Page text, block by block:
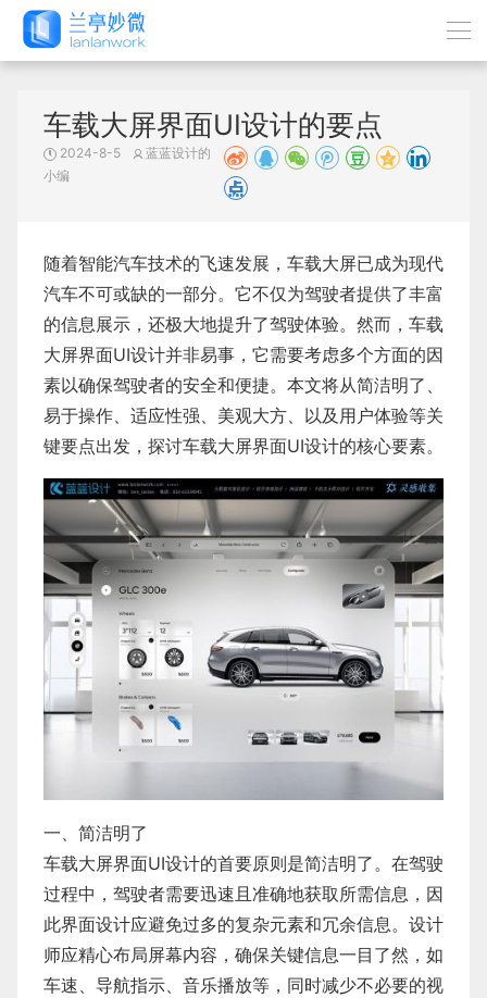
车载大屏界面UI设计的要点
2024-8-5
蓝蓝设计的
小编
随着智能汽车技术的飞速发展，车载大屏已成为现代
汽车不可或缺的一部分。它不仅为驾驶者提供了丰富
的信息展示，还极大地提升了驾驶体验。然而，车载
大屏界面UI设计并非易事，它需要考虑多个方面的因
素以确保驾驶者的安全和便捷。本文将从简洁明了、
易于操作、适应性强、美观大方、以及用户体验等关
键要点出发，探讨车载大屏界面UI设计的核心要素。
一、简洁明了
车载大屏界面UI设计的首要原则是简洁明了。在驾驶
过程中，驾驶者需要迅速且准确地获取所需信息，因
此界面设计应避免过多的复杂元素和冗余信息。设计
师应精心布局屏幕内容，确保关键信息一目了然，如
车速、导航指示、音乐播放等，同时减少不必要的视